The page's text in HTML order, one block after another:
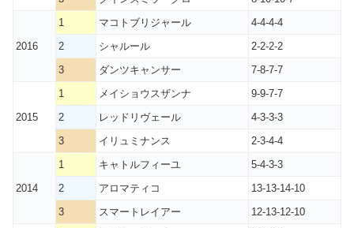
2016
1 マコトブリジャール
4-4-4-4
2
シャルール
2-2-2-2
3
ダンツキャンサー 7-8-7-7
2015
1 メイショウスザンナ
9-9-7-7
2
レッドリヴェール
4-3-3-3
3
イリュミナンス 2-3-4-4
2014
1 キャトルフィーユ
5-4-3-3
2
アロマティコ
13-13-14-10
3
スマートレイアー 12-13-12-10